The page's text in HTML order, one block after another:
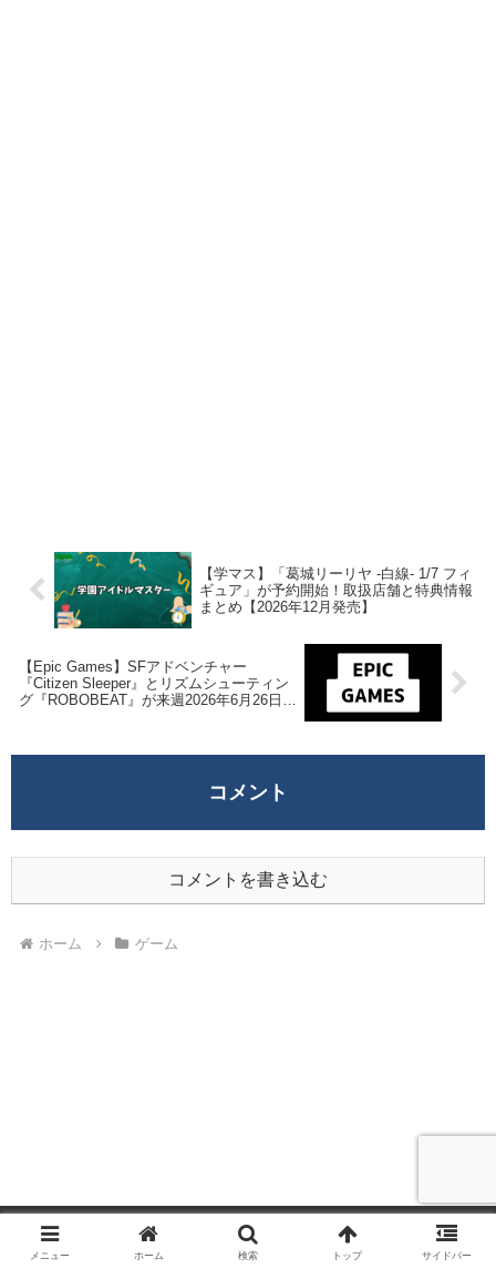
【学マス】「葛城リーリヤ -白線- 1/7 フィ
ギュア」が予約開始！取扱店舗と特典情報
まとめ【2026年12月発売】
【Epic Games】SFアドベンチャー
『Citizen Sleeper』とリズムシューティン
グ『ROBOBEAT』が来週2026年6月26日午
コメント
コメントを書き込む
ホーム ゲーム
ホーム プライバシーポリシー
メニュー ホーム 検索 トップ サイドバー